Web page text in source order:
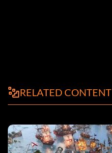
RELATED CONTENT